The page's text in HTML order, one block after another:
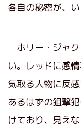
各自の秘密が、
ホリー・ジャ
い。レッドに感
気取る人物に反
あるはずの狙撃
けており、見え